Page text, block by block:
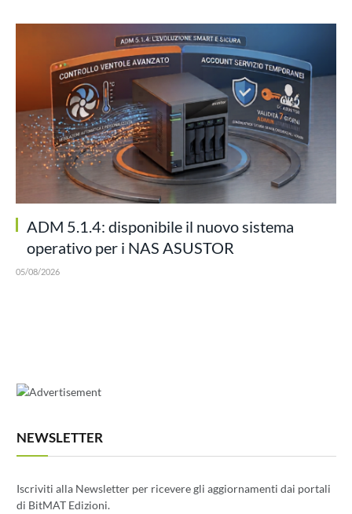
ADM 5.1.4: disponibile il nuovo sistema
operativo per i NAS ASUSTOR
05/08/2026
NEWSLETTER
Iscriviti alla Newsletter per ricevere gli aggiornamenti dai portali
di BitMAT Edizioni.